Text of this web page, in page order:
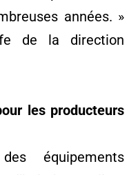
années. »
de la direction
les producteurs
équipements